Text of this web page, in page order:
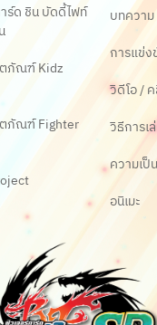
ร์ด ชิน บัดดี้ไฟท์
ภัณฑ์ Kidz
ภัณฑ์ Fighter
บทความ
การแข่ง
วิดีโอ /
วิธีการเ
ความเป็
อนิเมะ